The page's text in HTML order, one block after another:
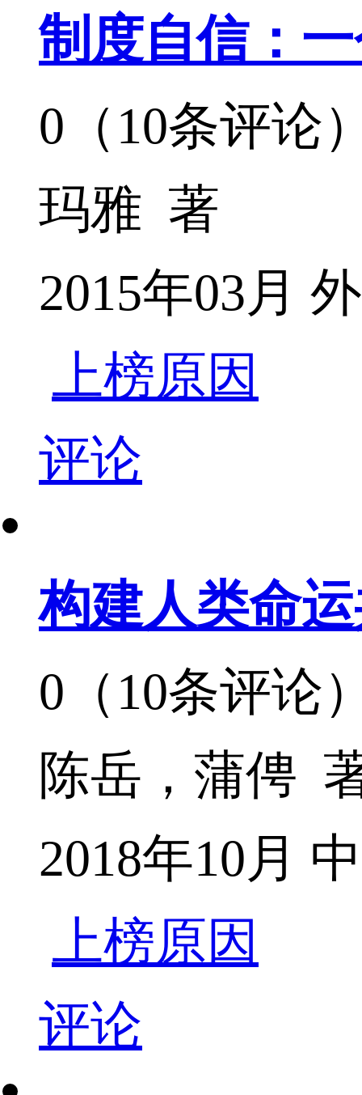
制度自信：
0（10条评论
玛雅 著
2015年03月
上榜原因
评论
构建人类命
0（10条评论
陈岳，蒲俜
2018年10月
上榜原因
评论